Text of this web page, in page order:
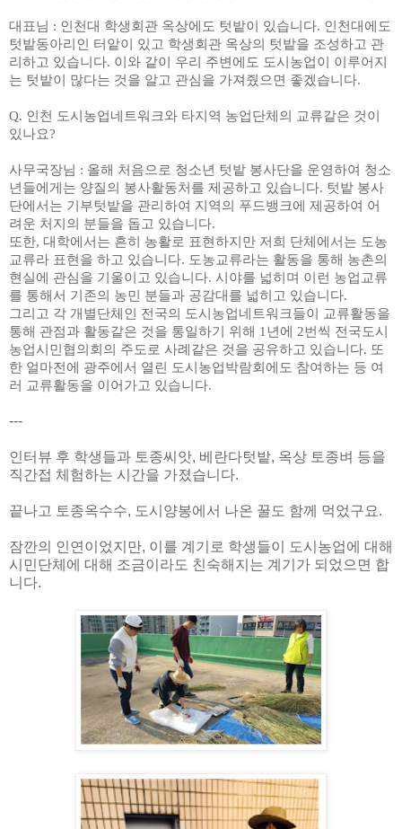
대표님 : 인천대 학생회관 옥상에도 텃밭이 있습니다. 인천대에도
텃밭동아리인 터앝이 있고 학생회관 옥상의 텃밭을 조성하고 관
리하고 있습니다. 이와 같이 우리 주변에도 도시농업이 이루어지
는 텃밭이 많다는 것을 알고 관심을 가져줬으면 좋겠습니다.
Q. 인천 도시농업네트워크와 타지역 농업단체의 교류같은 것이
있나요?
사무국장님 : 올해 처음으로 청소년 텃밭 봉사단을 운영하여 청소
년들에게는 양질의 봉사활동처를 제공하고 있습니다. 텃밭 봉사
단에서는 기부텃밭을 관리하여 지역의 푸드뱅크에 제공하여 어
려운 처지의 분들을 돕고 있습니다.
또한, 대학에서는 흔히 농활로 표현하지만 저희 단체에서는 도농
교류라 표현을 하고 있습니다. 도농교류라는 활동을 통해 농촌의
현실에 관심을 기울이고 있습니다. 시야를 넓히며 이런 농업교류
를 통해서 기존의 농민 분들과 공감대를 넓히고 있습니다.
그리고 각 개별단체인 전국의 도시농업네트워크들이 교류활동을
통해 관점과 활동같은 것을 통일하기 위해 1 년에 2번씩 전국도시
농업시민협의회의 주도로 사례같은 것을 공유하고 있습니다. 또
한 얼마전에 광주에서 열린 도시농업박람회에도 참여하는 등 여
러 교류활동을 이어가고 있습니다.
---
인터뷰 후 학생들과 토종씨앗, 베란다텃밭, 옥상 토종벼 등을
직간접 체험하는 시간을 가졌습니다.
끝나고 토종옥수수, 도시양봉에서 나온 꿀도 함께 먹었구요.
잠깐의 인연이었지만, 이를 계기로 학생들이 도시농업에 대해
시민단체에 대해 조금이라도 친숙해지는 계기가 되었으면 합
니다.